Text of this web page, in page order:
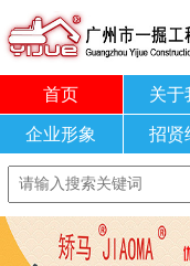
首页 关于
企业形象 招贤